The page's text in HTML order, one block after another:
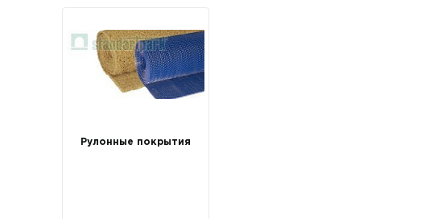
Рулонные покрытия